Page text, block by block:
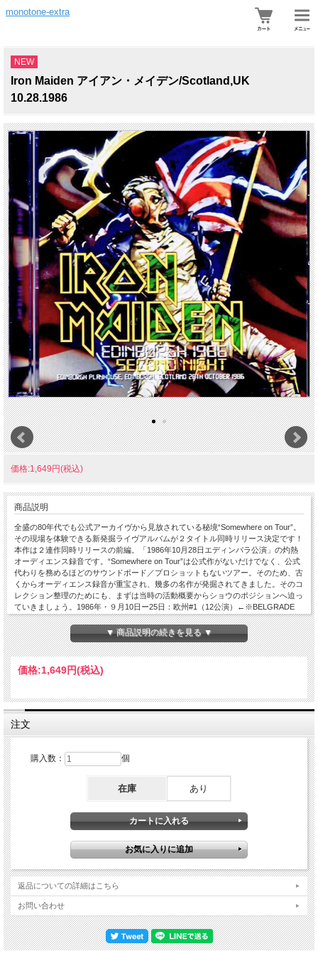
monotone-extra
NEW
Iron Maiden アイアン・メイデン/Scotland,UK
10.28.1986
価格:1,649円(税込)
商品説明
全盛の80年代でも公式アーカイヴから見放されている秘境“Somewhere on Tour”。
その現場を体験できる新発掘ライヴアルバムが２タイトル同時リリース決定です！
本作は２連作同時リリースの前編。「1986年10月28日エディンバラ公演」の灼熱
オーディエンス録音です。“Somewhere on Tour”は公式作がないだけでなく、公式
代わりを務めるほどのサウンドボード／プロショットもないツアー。そのため、古
くからオーディエンス録音が重宝され、幾多の名作が発掘されてきました。そのコ
レクション整理のためにも、まずは当時の活動概要からショウのポジションへ迫っ
ていきましょう。1986年・９月10日ー25日：欧州#1（12公演）←※BELGRADE
1986《９月29日『SOMEWHERE IN TIME』発売》・10月３日ー11月９日：英国
（27公演）←★ココ★・11月12日ー12月18日：欧州#2（27公演）←※PARIS 1986
他 1987年・１月７日ー５月２日：北米（79公演）←※CAUGHT SOMEWHERE IN
CHICAGO他・５月11日ー21日：日本（７公演）←※DEFINITIVE BUDOKAN 1987
他 これが“Somewhere on Tour”の全体像。全レッグから名作が生まれております
が、特に膨大なのが「英国」レッグ。ツアー最大級……いえ、IRON MAIDENの全
店では可能な限りのベスト・マスターでアーカイヴしてきました。ここで、さらに
日程をフォーカスしてみましょう。「英国」レッグの詳細 ＊10月３日
『DEFINITIVE YEARS VI（オックスフォード）』・10月４日ー８日（４公演）＊
10月10日＋11日『CAUGHT ALIVE IN U.K.（マンチェスター）』＊10月12日
『DEFINITIVE YEARS（シェフィールド）』＊10月16日『CAUGHT SOME FLU IN
SHEFFIELD』《ブルースの不調でツアーが中断》＊10月20日『DEFINITIVE
YEARS V（ノッティンガム）』・10月21日＋22日（２公演）＊10月24日＋25日
『NEWCASTLE STRANGERS』・10月27日：エディンバラ公演（初日）＊10月28
日：エディンバラ公演 ←★本作★＊10月30日『CAUGHT ALIVE IN U.K.（バーミ
ンガム）』・10月31日ー11月９日（８公演）……と、このようになっています。
実に12公演分のライヴアルバムでアーカイヴ。本作は、そんな絨毯爆撃コレクショ
違いしないで頂きたいのですが、周囲の嬌声がうるさいタイプではなく（曲間では
盛大な熱狂が吹き上がりますが）、演奏音そのものに熱量が宿っている。サウンド
ボードと間違えるような密着感はない一方で、力強い芯の突進力が素晴らしく、ホ
て、それだけパワフルでありながらピークでもビビらず、割れることもない。良く
伸びるヴォーカルは歌詞までしっかりと聴き取れますし、バッキバキのギャロッ
プ・ベースもくっきり気持ちイイのです。その熱いサウンドで描かれるのは、秘
境“Somewhere on Tour”の現場。実のところ、アンコール４曲が録音されていない
ためにショウの完全形とはほど遠いのですが、肝心要の『SOMEWHERE IN
TIME』はばっちり。特に「Sea of Madness」はこのツアーだけの限定曲というだ
▼ 商品説明の続きを見る ▼
価格:1,649円(税込)
注文
購入数： 個
在庫 あり
返品についての詳細はこちら
お問い合わせ